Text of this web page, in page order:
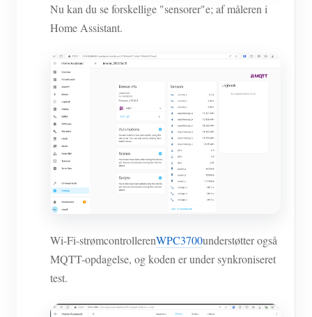
Nu kan du se forskellige "sensorer"e; af måleren i
Home Assistant.
Wi-Fi-strømcontrollerenWPC3700understøtter også
MQTT-opdagelse, og koden er under synkroniseret
test.